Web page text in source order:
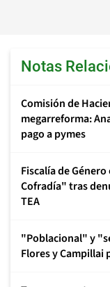
Notas
Comisión de
megarreforma:
pago a pymes
Fiscalía de
Cofradía" tras
TEA
"Poblacional" y
Flores y